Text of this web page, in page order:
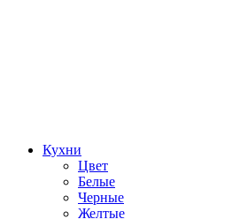
Кухни
Цвет
Белые
Черные
Желтые